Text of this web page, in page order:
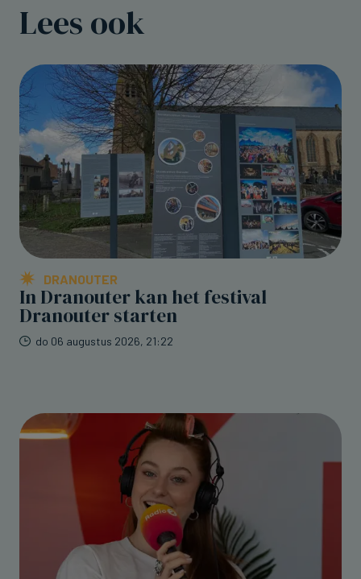
Lees ook
DRANOUTER
In Dranouter kan het festival
Dranouter starten
do 06 augustus 2026, 21:22